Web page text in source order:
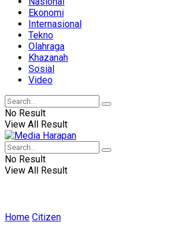
Ekonomi
Internasional
Tekno
Olahraga
Khazanah
Sosial
Video
No Result
View All Result
No Result
View All Result
Home Citizen